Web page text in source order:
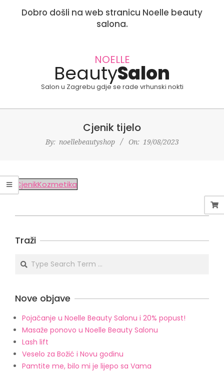
Dobro došli na web stranicu Noelle beauty
salona.
NOELLE
BeautySalon
Salon u Zagrebu gdje se rade vrhunski nokti
Cjenik tijelo
By: noellebeautyshop On: 19/08/2023
CjenikKozmetika
19
Traži
Search
Nove objave
Pojačanje u Noelle Beauty Salonu i 20% popust!
Masaže ponovo u Noelle Beauty Salonu
Lash lift
Veselo za Božić i Novu godinu
Pamtite me, bilo mi je lijepo sa Vama